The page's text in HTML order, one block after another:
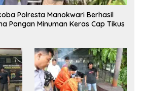
Polresta Manokwari Berhasil
Pangan Minuman Keras Cap Tikus